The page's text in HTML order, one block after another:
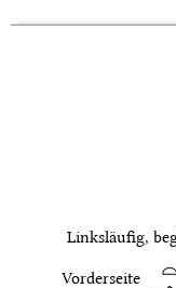
Linksläufig,
Vorderseite